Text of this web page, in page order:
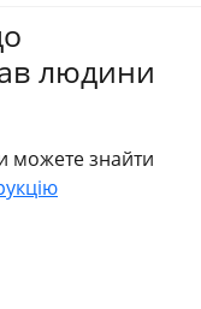
людини
можете знайти